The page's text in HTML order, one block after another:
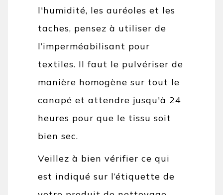
l'humidité, les auréoles et les
taches, pensez à utiliser de
l’imperméabilisant pour
textiles. Il faut le pulvériser de
manière homogène sur tout le
canapé et attendre jusqu'à 24
heures pour que le tissu soit
bien sec.
Veillez à bien vérifier ce qui
est indiqué sur l’étiquette de